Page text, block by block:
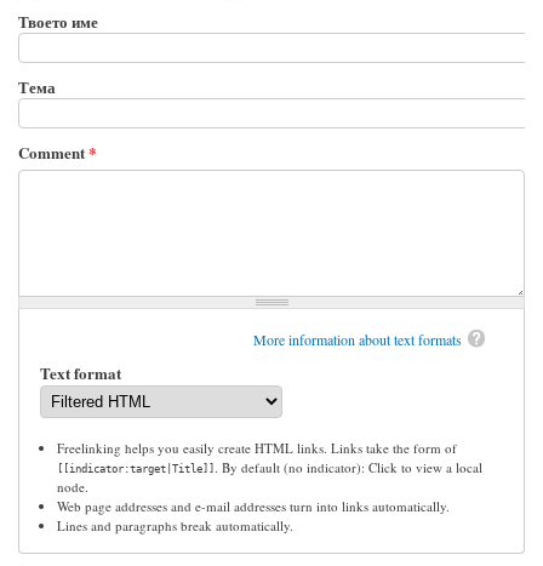
Твоето име
Тема
Comment*
More information about text formats
Text format
Freelinking helps you easily create HTML links. Links take the form of
[[indicator:target|Title]] . By default (no indicator): Click to view a local
node.
Web page addresses and e-mail addresses turn into links automatically.
Lines and paragraphs break automatically.